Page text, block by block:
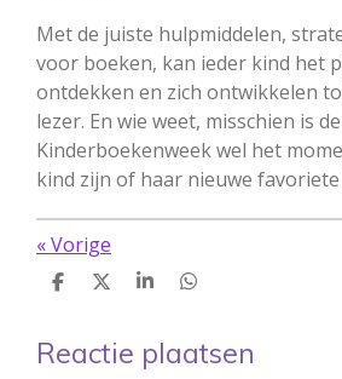
Met de juiste hulpmiddelen,
voor boeken, kan ieder kind het
ontdekken en zich ontwikkelen
lezer. En wie weet, misschien is
Kinderboekenweek wel het
kind zijn of haar nieuwe
«Vorige
D
e
n
D
l
S
r
e
D
e
n
Reactie plaatsen